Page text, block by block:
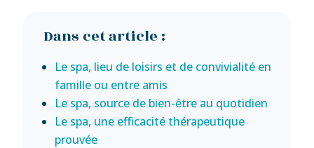
Dans cet article :
Le spa, lieu de loisirs et de convivialité en
famille ou entre amis
Le spa, source de bien-être au quotidien
Le spa, une efficacité thérapeutique
prouvée